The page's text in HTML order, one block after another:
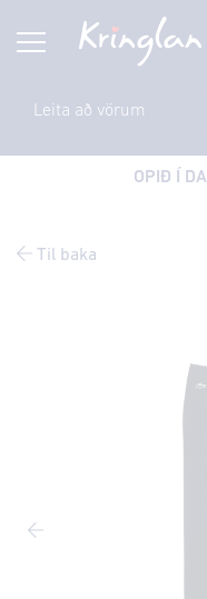
OPIÐ Í
Til baka